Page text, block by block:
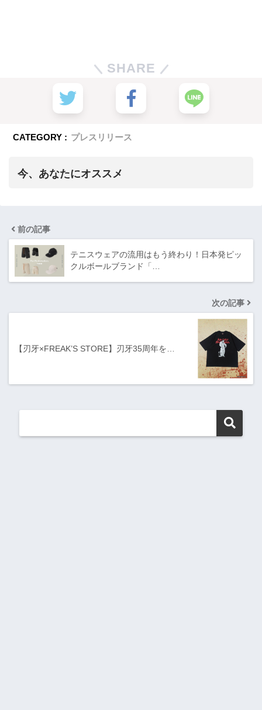
SHARE
CATEGORY : プレスリリース
今、あなたにオススメ
前の記事
テニスウェアの流用はもう終わり！日本発ピッ
クルボールブランド「…
次の記事
【刃牙×FREAK’S STORE】刃牙35周年を…